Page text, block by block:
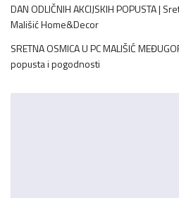
DAN ODLIČNIH AKCIJSKIH POPUSTA |
Mališić Home&Decor
SRETNA OSMICA U PC MALIŠIĆ
popusta i pogodnosti